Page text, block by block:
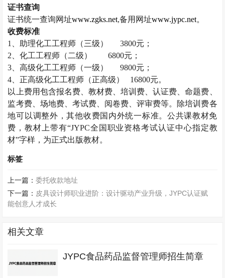
证书查询
证书统一查询网址www.zgks.net,备用网址www.jypc.net。
收费标准
1
、助理化工工程师（三级） 3800元；
2 、化工工程师（二级） 6800元；
3 、高级化工工程师（一级） 9800元；
4 、正高级化工工程师（正高级） 16800元。
以上费用包含报名费、教材费、培训费、认证费、命题费、
监考费、场地费、考试费、阅卷费、评审费等。除培训费各
地可以调整外，其他收费国内外统一标准。公共课教材免
费，教材上带有“JYPC全国职业资格考试认证中心指定教
材”字样，为正式出版教材。
标签
上一篇：委托收款地址
下一篇： 皮具设计师职业进阶：设计驱动产业升级，JYPC认证赋
能创意人才成长
相关文章
JYPC食品药品监督管理师招生简章